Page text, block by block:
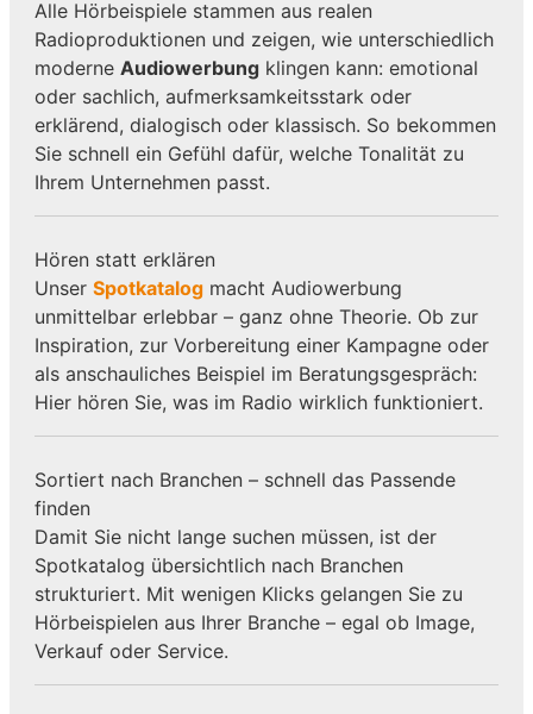
Alle Hörbeispiele stammen aus realen
Radioproduktionen und zeigen, wie unterschiedlich
moderne Audiowerbungklingen kann: emotional
oder sachlich, aufmerksamkeitsstark oder
erklärend, dialogisch oder klassisch. So bekommen
Sie schnell ein Gefühl dafür, welche Tonalität zu
Ihrem Unternehmen passt.
Hören statt erklären
Unser Spotkatalogmacht Audiowerbung
unmittelbar erlebbar – ganz ohne Theorie. Ob zur
Inspiration, zur Vorbereitung einer Kampagne oder
als anschauliches Beispiel im Beratungsgespräch:
Hier hören Sie, was im Radio wirklich funktioniert.
Sortiert nach Branchen – schnell das Passende
finden
Damit Sie nicht lange suchen müssen, ist der
Spotkatalog übersichtlich nach Branchen
strukturiert. Mit wenigen Klicks gelangen Sie zu
Hörbeispielen aus Ihrer Branche – egal ob Image,
Verkauf oder Service.